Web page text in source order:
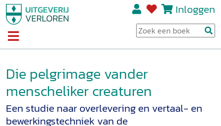
Inloggen
Die pelgrimage vander
menscheliker creaturen
Een studie naar overlevering en vertaal- en
bewerkingstechniek van de